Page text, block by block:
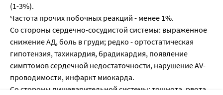
(1-3%).
Частота прочих побочных реакций - менее 1%.
Со стороны сердечно-сосудистой системы: выраженное
снижение АД, боль в груди; редко - ортостатическая
гипотензия, тахикардия, брадикардия, появление
симптомов сердечной недостаточности, нарушение AV-
проводимости, инфаркт миокарда.
Со стороны пищеварительной системы: тошнота, рвота,